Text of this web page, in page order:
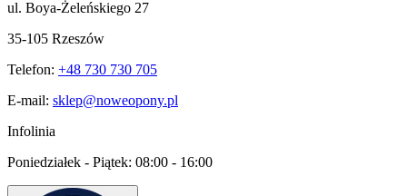
ul. Boya-Żeleńskiego 27
35-105 Rzeszów
Telefon: +48 730 730 705
E-mail: sklep@noweopony.pl
Infolinia
Poniedziałek - Piątek: 08:00 - 16:00